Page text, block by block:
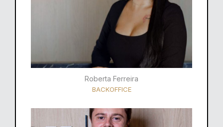
Roberta Ferreira
BACKOFFICE